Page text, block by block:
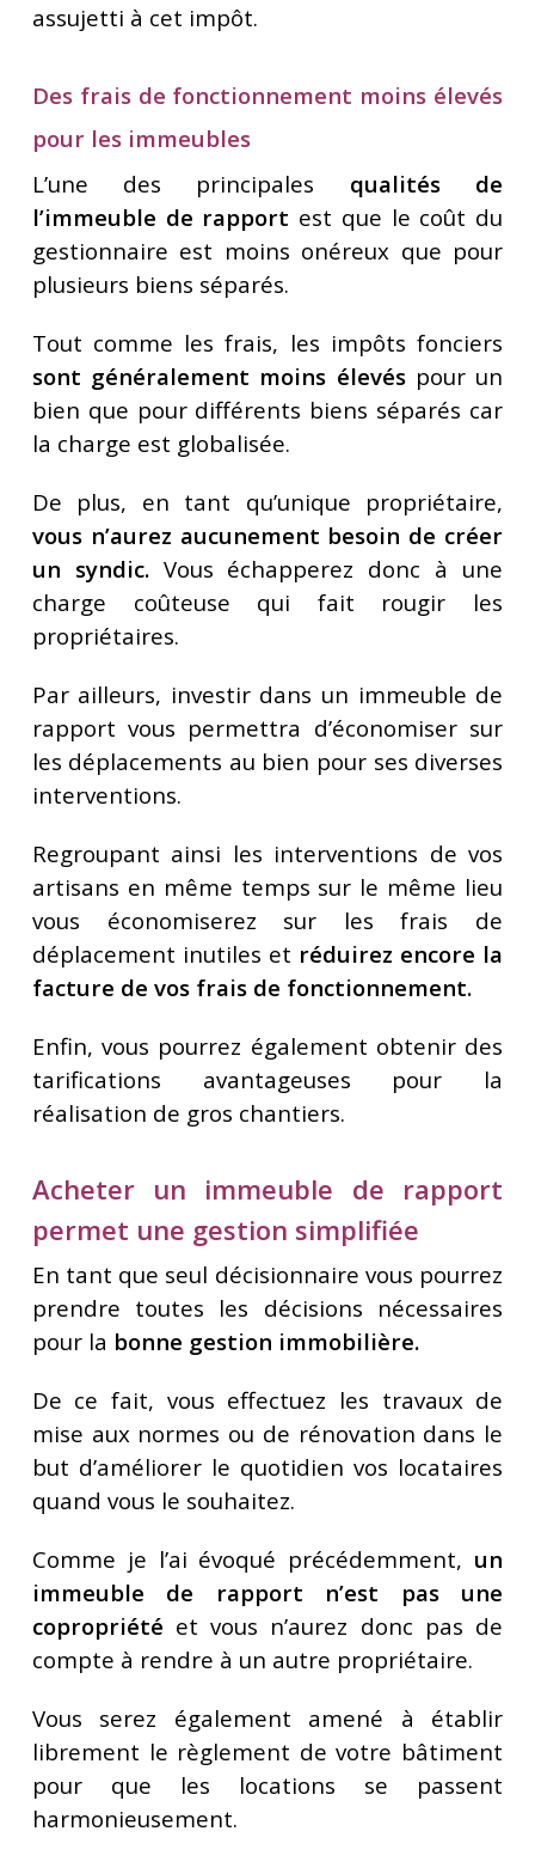
assujetti à cet impôt.
Des frais de fonctionnement moins élevés
pour les immeubles
L’une des principales qualités de
l’immeuble de rapport est que le coût du
gestionnaire est moins onéreux que pour
plusieurs biens séparés.
Tout comme les frais, les impôts fonciers
sont généralement moins élevéspour un
bien que pour différents biens séparés car
la charge est globalisée.
De plus, en tant qu’unique propriétaire,
vous n’aurez aucunement besoin de créer
un syndic.Vous échapperez donc à une
charge coûteuse qui fait rougir les
propriétaires.
Par ailleurs, investir dans un immeuble de
rapport vous permettra d’économiser sur
les déplacements au bien pour ses diverses
interventions.
Regroupant ainsi les interventions de vos
artisans en même temps sur le même lieu
vous économiserez sur les frais de
déplacement inutiles et réduirez encore la
facture de vos frais de fonctionnement.
Enfin, vous pourrez également obtenir des
tarifications avantageuses pour la
réalisation de gros chantiers.
Acheter un immeuble de rapport
permet une gestion simplifiée
En tant que seul décisionnaire vous pourrez
prendre toutes les décisions nécessaires
pour la bonne gestion immobilière.
De ce fait, vous effectuez les travaux de
mise aux normes ou de rénovation dans le
but d’améliorer le quotidien vos locataires
quand vous le souhaitez.
Comme je l’ai évoqué précédemment, un
immeuble de rapport n’est pas une
copropriété et vous n’aurez donc pas de
compte à rendre à un autre propriétaire.
Vous serez également amené à établir
librement le règlement de votre bâtiment
pour que les locations se passent
harmonieusement.